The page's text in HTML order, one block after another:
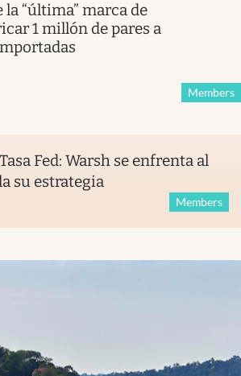
la “última” marca de
1 millón de pares a
Members
Tasa Fed: Warsh se enfrenta al
su estrategia
Members